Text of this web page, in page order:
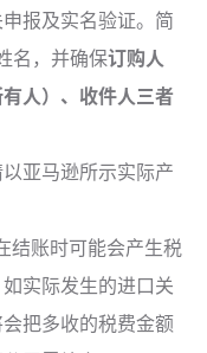
报及实名验证。简
名，并确保订购人
有人）、收件人三者
亚马逊所示实际产
结账时可能会产生税
实际发生的进口关
把多收的税费金额